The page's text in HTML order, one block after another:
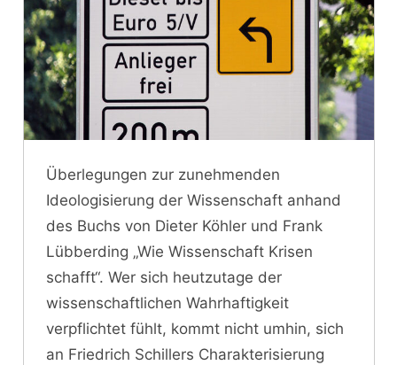
Überlegungen zur zunehmenden
Ideologisierung der Wissenschaft anhand
des Buchs von Dieter Köhler und Frank
Lübberding „Wie Wissenschaft Krisen
schafft“. Wer sich heutzutage der
wissenschaftlichen Wahrhaftigkeit
verpflichtet fühlt, kommt nicht umhin, sich
an Friedrich Schillers Charakterisierung